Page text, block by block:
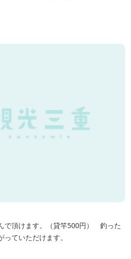
で頂けます。（貸竿500円） 釣った
ていただけます。